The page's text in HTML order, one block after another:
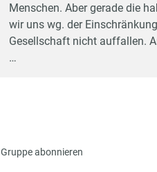
Menschen. Aber gerade die
wir uns wg. der
Gesellschaft nicht auffallen.
…
Gruppe abonnieren